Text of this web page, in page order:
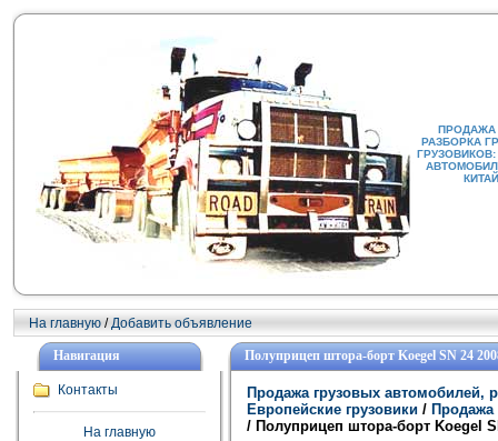
ПРОДАЖА
РАЗБОРКА
На главную /Добавить объявление
Навигация
Контакты
На главную
Полуприцеп штора-борт Koegel SN 24
Продажа грузовых автомобилей,
Европейские грузовики / Продажа
/ Полуприцеп штора-борт Koegel